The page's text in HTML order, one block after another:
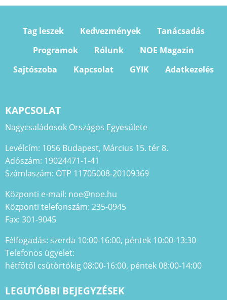
Tag leszek Kedvezmények
Tanácsadás
Programok
Rólunk
NOE Magazin
Sajtószoba
Kapcsolat GYIK Adatkezelés
KAPCSOLAT
Nagycsaládosok Országos Egyesülete
Levélcím: 1056 Budapest, Március 15. tér 8.
Adószám: 19024471-1-41
Számlaszám: OTP 11705008-20109369
Központi e-mail: noe@noe.hu
Központi telefonszám: 235-0945
Fax: 301-9045
Félfogadás: szerda 10:00-16:00, péntek 10:00-13:30
Telefonos ügyelet:
hétfőtől csütörtökig 08:00-16:00, péntek 08:00-14:00
LEGUTÓBBI BEJEGYZÉSEK